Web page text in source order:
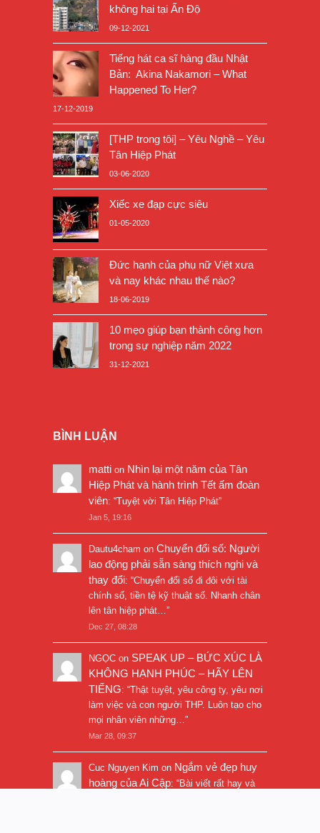
không hai tại Ấn Độ
09-12-2021
Tiếng hát ca sĩ hàng đầu Nhật
Bản: Akina Nakamori – What
Happened To Her?
17-12-2019
[THP trong tôi] – Yêu Nghề – Yêu
Tân Hiệp Phát
03-06-2020
Xiếc xe đạp cực siêu
01-05-2020
Đức hạnh của phụ nữ Việt xưa
và nay khác nhau thế nào?
18-06-2019
10 mẹo giúp bạn thành công hơn
trong sự nghiệp năm 2022
31-12-2021
BÌNH LUẬN
matti on Nhìn lại một năm của Tân
Hiệp Phát và hành trình Tết ấm đoàn
viên: “Tuyệt vời Tân Hiệp Phát”
Jan 5, 19:16
Dautu4cham on Chuyển đổi số: Người
lao động phải sẵn sàng thích nghi và
thay đổi: “Chuyển đổi số đi đôi với tài
chính số, tiền tệ kỹ thuật số. Nhanh chân
lên tân hiệp phát… ”
Dec 27, 08:28
NGỌC on SPEAK UP – BỨC XÚC LÀ
KHÔNG HẠNH PHÚC – HÃY LÊN
TIẾNG: “Thật tuyệt, yêu công ty, yêu nơi
làm việc và con người THP. Luôn tạo cho
mọi nhân viên những… ”
Mar 28, 09:37
Cuc Nguyen Kim on Ngắm vẻ đẹp huy
hoàng của Ai Cập: “Bài viết rất hay và